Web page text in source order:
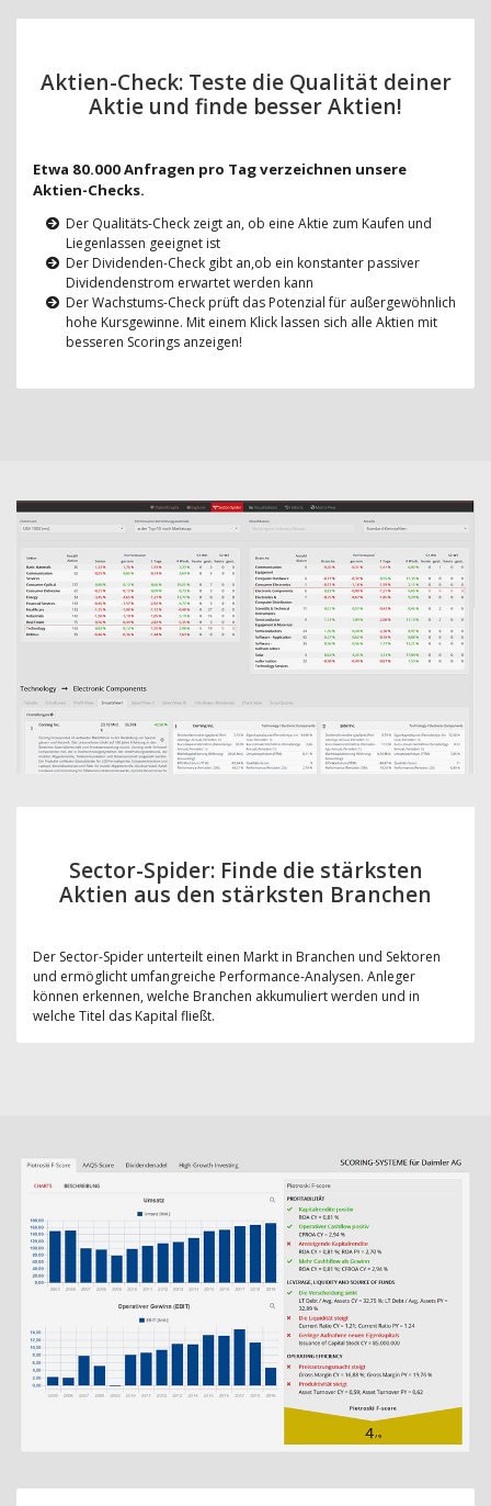
Aktien-Check: Teste die Qualität deiner
Aktie und finde besser Aktien!
Etwa 80.000 Anfragen pro Tag verzeichnen unsere
Aktien-Checks.
Der Qualitäts-Check zeigt an, ob eine Aktie zum Kaufen und
Liegenlassen geeignet ist
Der Dividenden-Check gibt an,ob ein konstanter passiver
Dividendenstrom erwartet werden kann
Der Wachstums-Check prüft das Potenzial für außergewöhnlich
hohe Kursgewinne. Mit einem Klick lassen sich alle Aktien mit
besseren Scorings anzeigen!
Sector-Spider: Finde die stärksten
Aktien aus den stärksten Branchen
Der Sector-Spider unterteilt einen Markt in Branchen und Sektoren
und ermöglicht umfangreiche Performance-Analysen. Anleger
können erkennen, welche Branchen akkumuliert werden und in
welche Titel das Kapital fließt.